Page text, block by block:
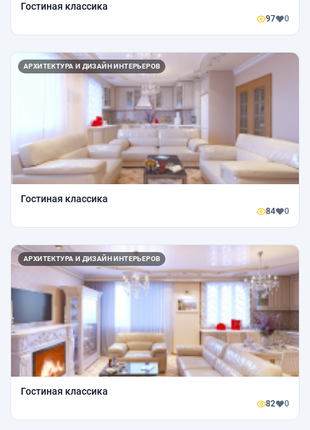
Гостиная классика
97 0
АРХИТЕКТУРА И ДИЗАЙН ИНТЕРЬЕРОВ
Гостиная классика
84 0
АРХИТЕКТУРА И ДИЗАЙН ИНТЕРЬЕРОВ
Гостиная классика
82 0